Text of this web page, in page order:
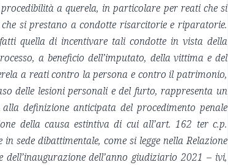
a querela, in particolare per reati che si
si prestano a condotte risarcitorie e riparatorie.
quella di incentivare tali condotte in vista della
a beneficio dell’imputato, della vittima e del
a reati contro la persona e contro il patrimonio,
delle lesioni personali e del furto, rappresenta un
definizione anticipata del procedimento penale
della causa estintiva di cui all’art. 162 ter c.p.
sede dibattimentale, come si legge nella Relazione
dell’anno giudiziario 2021 – ivi,